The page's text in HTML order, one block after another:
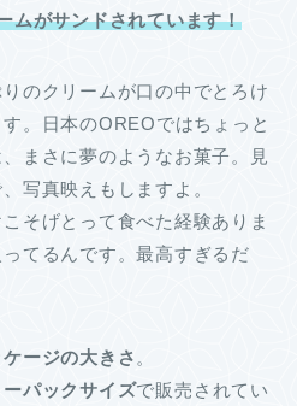
ムがサンドされています！
のクリームが口の中でとろけ
。日本のOREOではちょっと
まさに夢のようなお菓子。見
写真映えもしますよ。
そげとって食べた経験ありま
てるんです。最高すぎるだ
ージの大きさ 。
パックサイズで販売されてい